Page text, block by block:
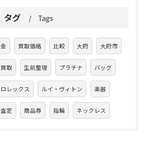
タグ Tags
金 買取価格 比較 大府 大府市
買取 生前整理 プラチナ バッグ
ロレックス ルイ・ヴィトン 楽器
査定 商品券 指輪 ネックレス